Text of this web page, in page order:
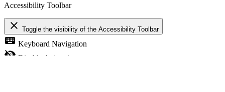
Accessibility Toolbar
close Toggle the visibility of the Accessibility Toolbar
keyboard Keyboard Navigation
visibility_off Disable Animations